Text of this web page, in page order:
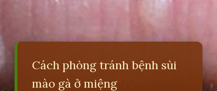
Cách phòng tránh bệnh sùi
mào gà ở miệng